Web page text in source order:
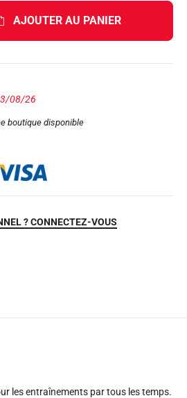
AJOUTER AU PANIER
08/26
boutique disponible
? CONNECTEZ-VOUS
les entraînements par tous les temps.